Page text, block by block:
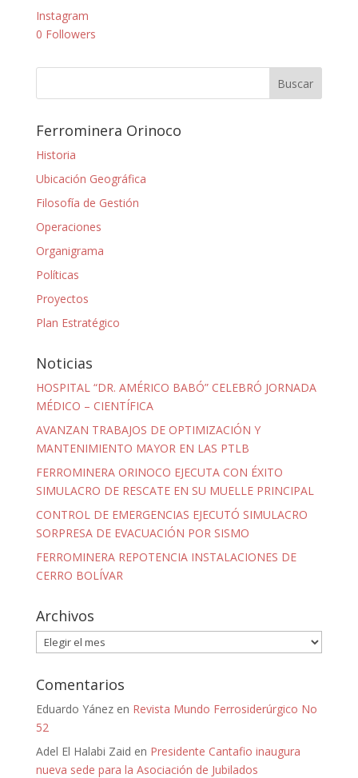
Instagram
0 Followers
Ferrominera Orinoco
Historia
Ubicación Geográfica
Filosofía de Gestión
Operaciones
Organigrama
Políticas
Proyectos
Plan Estratégico
Noticias
HOSPITAL “DR. AMÉRICO BABÓ” CELEBRÓ JORNADA
MÉDICO – CIENTÍFICA
AVANZAN TRABAJOS DE OPTIMIZACIÓN Y
MANTENIMIENTO MAYOR EN LAS PTLB
FERROMINERA ORINOCO EJECUTA CON ÉXITO
SIMULACRO DE RESCATE EN SU MUELLE PRINCIPAL
CONTROL DE EMERGENCIAS EJECUTÓ SIMULACRO
SORPRESA DE EVACUACIÓN POR SISMO
FERROMINERA REPOTENCIA INSTALACIONES DE
CERRO BOLÍVAR
Archivos
Archivos
Comentarios
Eduardo Yánezen Revista Mundo Ferrosiderúrgico No
52
Adel El Halabi Zaid en Presidente Cantafio inaugura
nueva sede para la Asociación de Jubilados